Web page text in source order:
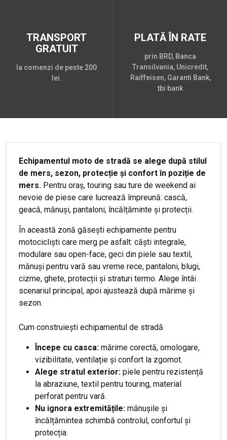
TRANSPORT
GRATUIT
la comenzi de peste 200
lei.
PLATĂ ÎN RATE
prin BRD, Banca
Transilvania, Unicredit,
Raiffeisen, Garanti Bank,
tbi bank
Echipamentul moto de stradă se alege după stilul
de mers, sezon, protecție și confort în poziție de
mers. Pentru oraș, touring sau ture de weekend ai
nevoie de piese care lucrează împreună: cască,
geacă, mănuși, pantaloni, încălțăminte și protecții.
În această zonă găsești echipamente pentru
motocicliști care merg pe asfalt: căști integrale,
modulare sau open-face, geci din piele sau textil,
mănuși pentru vară sau vreme rece, pantaloni, blugi,
cizme, ghete, protecții și straturi termo. Alege întâi
scenariul principal, apoi ajustează după mărime și
sezon.
Cum construiești echipamentul de stradă
Începe cu casca: mărime corectă, omologare,
vizibilitate, ventilație și confort la zgomot.
Alege stratul exterior: piele pentru rezistență
la abraziune, textil pentru touring, material
perforat pentru vară.
Nu ignora extremitățile: mănușile și
încălțămintea schimbă controlul, confortul și
protecția.